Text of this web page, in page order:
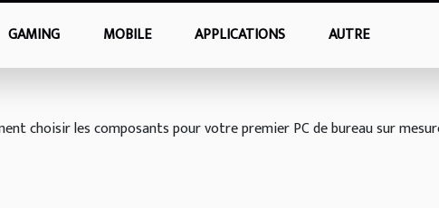
GAMING MOBILE APPLICATIONS AUTRE
choisir les composants pour votre premier PC de bureau sur